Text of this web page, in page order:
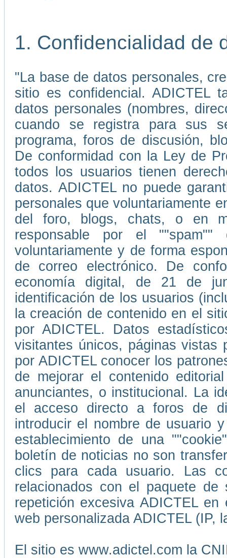
1. Confidencialidad de
"La base de datos personales,
sitio es confidencial. ADICTEL
datos personales (nombres,
cuando se registra para sus
programa, foros de discusión,
De conformidad con la Ley de
todos los usuarios tienen
datos. ADICTEL no puede
personales que voluntariamente
del foro, blogs, chats, o en
responsable por el
voluntariamente y de forma
de correo electrónico. De
economía digital, de 21 de
identificación de los usuarios
la creación de contenido en el
por ADICTEL. Datos
visitantes únicos, páginas vistas
por ADICTEL conocer los
de mejorar el contenido
anunciantes, o institucional. La
el acceso directo a foros de
introducir el nombre de usuario
establecimiento de una
boletín de noticias no son
clics para cada usuario. Las
relacionados con el paquete
repetición excesiva ADICTEL
web personalizada ADICTEL (IP,
El sitio es www.adictel.com la